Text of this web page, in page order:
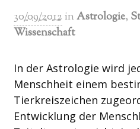
30/09/2012 inAstrologie,
Wissenschaft
In der Astrologie wird
Menschheit einem
Tierkreiszeichen
Entwicklung der